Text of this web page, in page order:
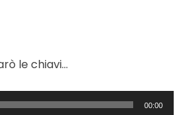
le chiavi…
00:00